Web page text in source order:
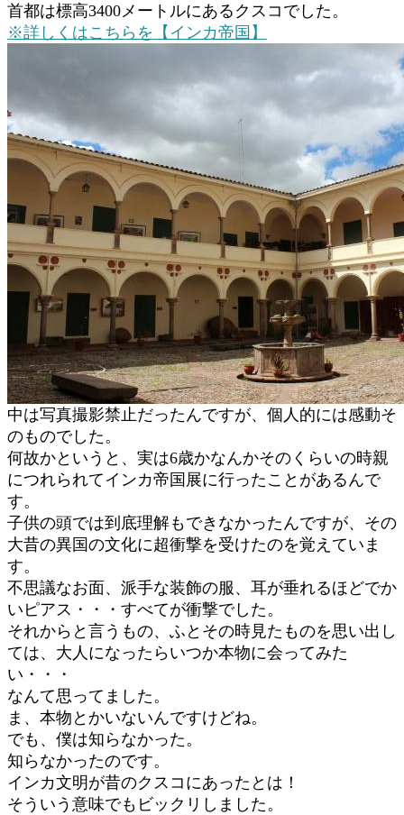
首都は標高3400メートルにあるクスコでした。
※詳しくはこちらを【インカ帝国】
中は写真撮影禁止だったんですが、個人的には感動そ
のものでした。
何故かというと、実は6歳かなんかそのくらいの時親
につれられてインカ帝国展に行ったことがあるんで
す。
子供の頭では到底理解もできなかったんですが、その
大昔の異国の文化に超衝撃を受けたのを覚えていま
す。
不思議なお面、派手な装飾の服、耳が垂れるほどでか
いピアス・・・すべてが衝撃でした。
それからと言うもの、ふとその時見たものを思い出し
ては、大人になったらいつか本物に会ってみた
い・・・
なんて思ってました。
ま、本物とかいないんですけどね。
でも、僕は知らなかった。
知らなかったのです。
インカ文明が昔のクスコにあったとは！
そういう意味でもビックリしました。